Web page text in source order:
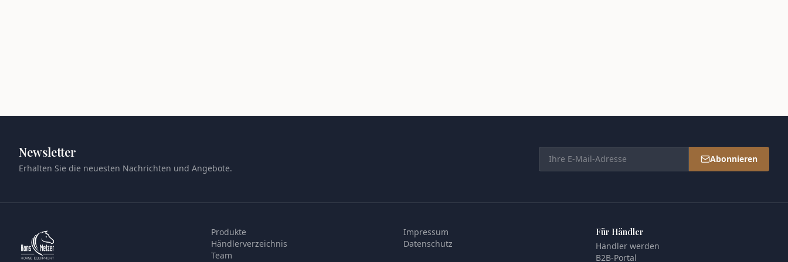
Newsletter
Erhalten Sie die neuesten Nachrichten und Angebote.
Abonnieren
Produkte
Händlerverzeichnis
Team
Impressum
Datenschutz
Für Händler
Händler werden
B2B-Portal